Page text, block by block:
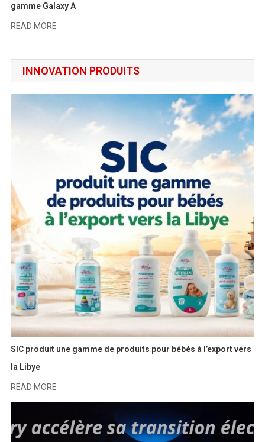
gamme Galaxy A
READ MORE
INNOVATION PRODUITS
SIC produit une gamme de produits pour bébés à l’export vers
la Libye
READ MORE